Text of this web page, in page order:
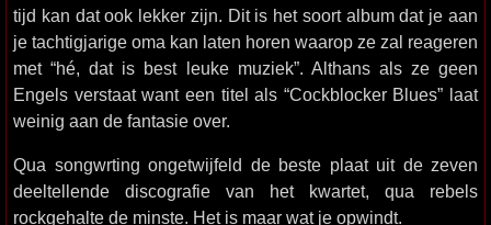
tijd kan dat ook lekker zijn. Dit is het soort album dat je aan
je tachtigjarige oma kan laten horen waarop ze zal reageren
met “hé, dat is best leuke muziek”. Althans als ze geen
Engels verstaat want een titel als “Cockblocker Blues” laat
weinig aan de fantasie over.
Qua songwrting ongetwijfeld de beste plaat uit de zeven
deeltellende discografie van het kwartet, qua rebels
rockgehalte de minste. Het is maar wat je opwindt.